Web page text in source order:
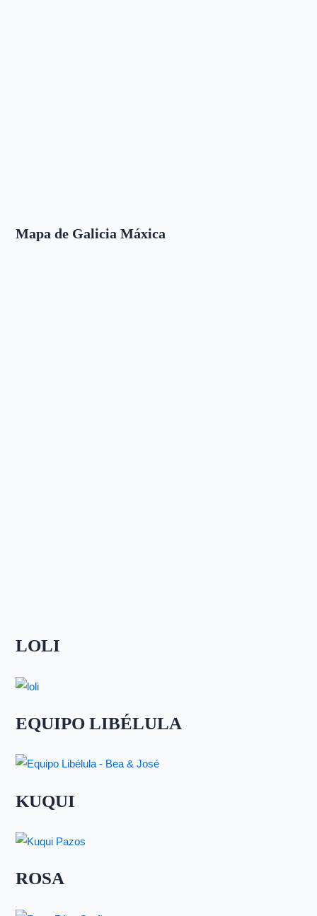
Mapa de Galicia Máxica
LOLI
EQUIPO LIBÉLULA
KUQUI
ROSA